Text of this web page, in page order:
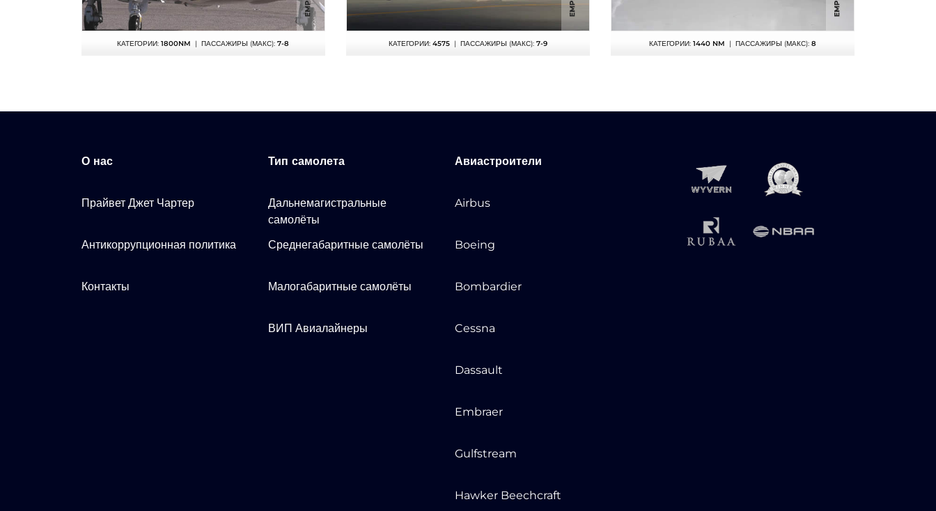
КАТЕГОРИИ:1800NM | ПАССАЖИРЫ (МАКС):7-8 КАТЕГОРИИ: 4575| ПАССАЖИРЫ (МАКС): 7-9 КАТЕГОРИИ: 1440 NM | ПАССАЖИРЫ (МАКС): 8
О нас
Прайвет Джет Чартер
Антикоррупционная политика
Контакты
Тип самолета
Дальнемагистральные
самолёты
Среднегабаритные самолёты
Малогабаритные самолёты
ВИП Авиалайнеры
Авиастроители
Airbus
Boeing
Bombardier
Cessna
Dassault
Embraer
Gulfstream
Hawker Beechcraft